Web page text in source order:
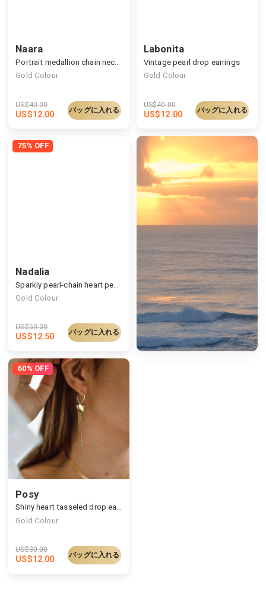
Naara
Gold Colour
US$40.00
US$12.00 バッグに入れる
Labonita
Vintage pearl drop earrings
Gold Colour
US$40.00
US$12.00 バッグに入れる
75% OFF
Nadalia
Gold Colour
US$50.00
US$12.50 バッグに入れる
60% OFF
Posy
Shiny heart tasseled drop earrings
Gold Colour
US$30.00
US$12.00 バッグに入れる